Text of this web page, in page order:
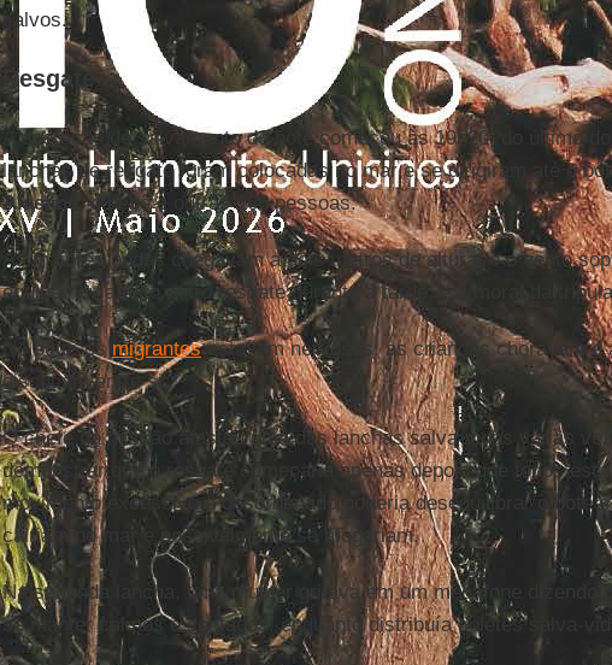
salvos.
Resgate
A operação de salvamento do bote começou às 19h20, do último
lanchas de resgate foram colocadas no mar e se dirigiram até o
Alasane , o bebê e outras 166 pessoas.
As maiores ondas chegavam a dois metros de altura, e o vento
equipe havia feito outro resgate durante a tarde, e a moral da
No bote, osmigrantesestavam nervosos: as crianças choravam e
discutiam entre si.
O chefe da missão afastou uma das lanchas salva-vidas várias
demonstrar que o resgate começaria apenas depois que todos
movimento excessivo e desordenado poderia desequilibrar o bote
cairiam no mar e possivelmente se afogariam.
Na segunda lancha, uma mulher gritava em um megafone dizendo
se manter calmos e sentados, enquanto distribuía coletes salva-